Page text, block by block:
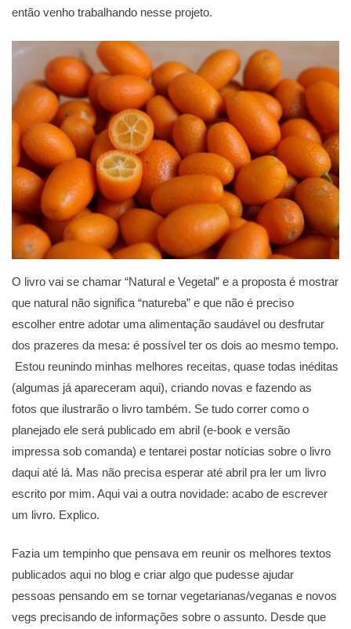
então venho trabalhando nesse projeto.
O livro vai se chamar “Natural e Vegetal” e a proposta é mostrar
que natural não significa “natureba” e que não é preciso
escolher entre adotar uma alimentação saudável ou desfrutar
dos prazeres da mesa: é possível ter os dois ao mesmo tempo.
Estou reunindo minhas melhores receitas, quase todas inéditas
(algumas já apareceram aqui), criando novas e fazendo as
fotos que ilustrarão o livro também. Se tudo correr como o
planejado ele será publicado em abril (e-book e versão
impressa sob comanda) e tentarei postar notícias sobre o livro
daqui até lá. Mas não precisa esperar até abril pra ler um livro
escrito por mim. Aqui vai a outra novidade: acabo de escrever
um livro. Explico.
Fazia um tempinho que pensava em reunir os melhores textos
publicados aqui no blog e criar algo que pudesse ajudar
pessoas pensando em se tornar vegetarianas/veganas e novos
vegs precisando de informações sobre o assunto. Desde que